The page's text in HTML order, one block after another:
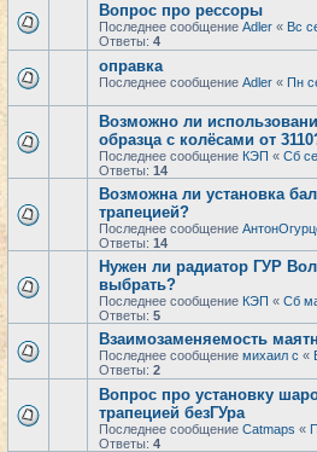
Вопрос про рессоры
Последнее сообщение Adler « Вс
Ответы: 4
оправка
Последнее сообщение Adler « Пн
Возможно ли
образца с колёсами от
Последнее сообщение КЭП « Сб
Ответы: 14
Возможна ли установка
трапецией?
Последнее сообщение
Ответы: 14
Нужен ли радиатор ГУР
выбрать?
Последнее сообщение КЭП « Сб
Ответы: 5
Взаимозаменяемость
Последнее сообщение михаил с «
Ответы: 2
Вопрос про установку
трапецией безГУра
Последнее сообщение Catmaps «
Ответы: 4